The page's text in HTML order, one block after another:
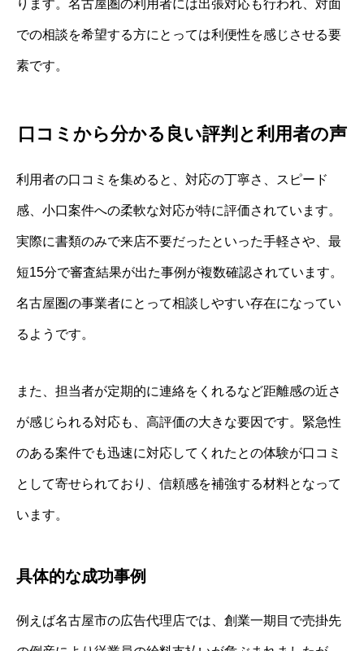
ります。名古屋圏の利用者には出張対応も行われ、対面
での相談を希望する方にとっては利便性を感じさせる要
素です。
口コミから分かる良い評判と利用者の声
利用者の口コミを集めると、対応の丁寧さ、スピード
感、小口案件への柔軟な対応が特に評価されています。
実際に書類のみで来店不要だったといった手軽さや、最
短15分で審査結果が出た事例が複数確認されています。
名古屋圏の事業者にとって相談しやすい存在になってい
るようです。
また、担当者が定期的に連絡をくれるなど距離感の近さ
が感じられる対応も、高評価の大きな要因です。緊急性
のある案件でも迅速に対応してくれたとの体験が口コミ
として寄せられており、信頼感を補強する材料となって
います。
具体的な成功事例
例えば名古屋市の広告代理店では、創業一期目で売掛先